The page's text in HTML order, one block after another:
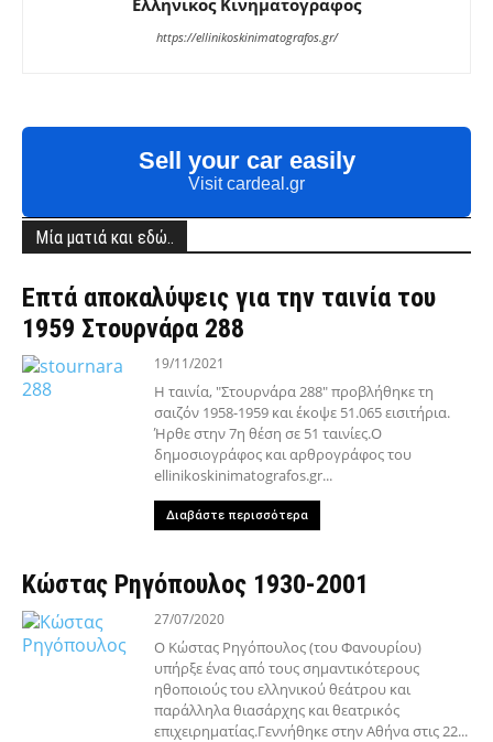
https://ellinikoskinimatografos.gr/
Sell your car easily
Visit cardeal.gr
Μία ματιά και εδώ..
Επτά αποκαλύψεις για την ταινία του
1959 Στουρνάρα 288
19/11/2021
Η ταινία, "Στουρνάρα 288" προβλήθηκε τη
σαιζόν 1958-1959 και έκοψε 51.065 εισιτήρια.
Ήρθε στην 7η θέση σε 51 ταινίες.Ο
δημοσιογράφος και αρθρογράφος του
ellinikoskinimatografos.gr...
Διαβάστε περισσότερα
Κώστας Ρηγόπουλος 1930-2001
27/07/2020
Ο Κώστας Ρηγόπουλος (του Φανουρίου)
υπήρξε ένας από τους σημαντικότερους
ηθοποιούς του ελληνικού θεάτρου και
παράλληλα θιασάρχης και θεατρικός
επιχειρηματίας.Γεννήθηκε στην Αθήνα στις 22...